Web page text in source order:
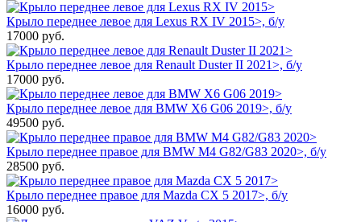
Крыло переднее левое для Lexus RX IV 2015>, б/у
17000 руб.
Крыло переднее левое для Renault Duster II 2021>, б/у
17000 руб.
Крыло переднее левое для BMW X6 G06 2019>, б/у
49500 руб.
Крыло переднее правое для BMW M4 G82/G83 2020>, б/у
28500 руб.
Крыло переднее правое для Mazda CX 5 2017>, б/у
16000 руб.